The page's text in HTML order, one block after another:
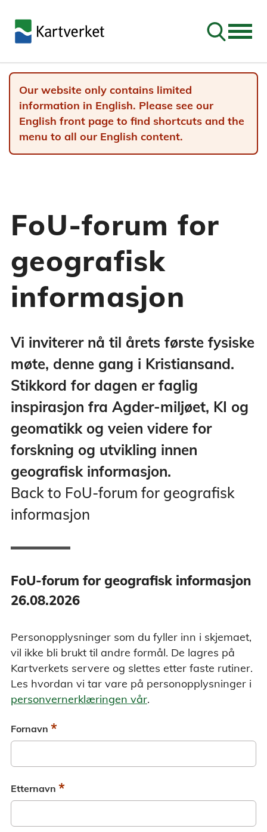
Go to
Our website only contains limited
information in English. Please see our
English front page to find shortcuts and the
menu to all our English content.
FoU-forum for
geografisk
informasjon
Vi inviterer nå til årets første fysiske
møte, denne gang i Kristiansand.
Stikkord for dagen er faglig
inspirasjon fra Agder-miljøet, KI og
geomatikk og veien videre for
forskning og utvikling innen
geografisk informasjon.
Back to FoU-forum for geografisk
informasjon
FoU-forum for geografisk informasjon
26.08.2026
Personopplysninger som du fyller inn i skjemaet,
vil ikke bli brukt til andre formål. De lagres på
Kartverkets servere og slettes etter faste rutiner.
Les hvordan vi tar vare på personopplysninger i
personvernerklæringen vår.
Fornavn *
Etternavn *